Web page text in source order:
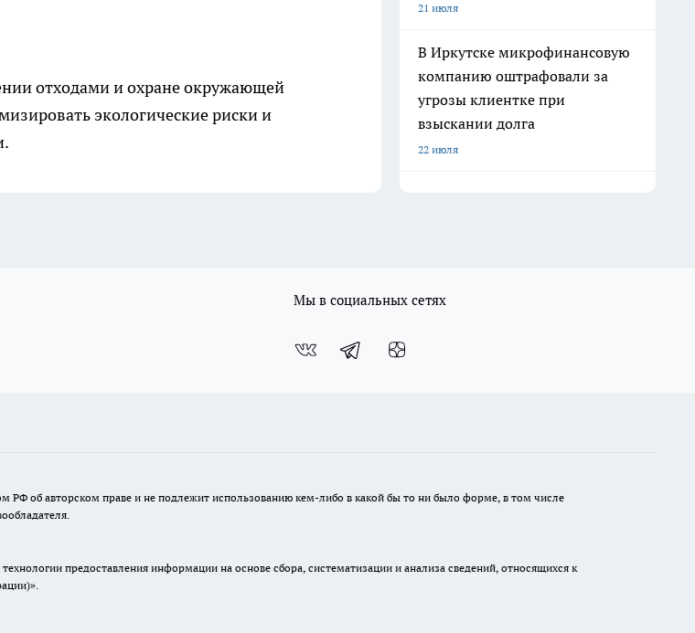
отходами и охране окружающей
экологические риски и
21 июля
В Иркутске микрофинансовую
компанию оштрафовали за
угрозы клиентке при
взыскании долга
22 июля
Мы в социальных сетях
РФ об авторском праве и не подлежит использованию кем-либо в какой бы то ни было форме, в том числе
предоставления информации на основе сбора, систематизации и анализа сведений, относящихся к